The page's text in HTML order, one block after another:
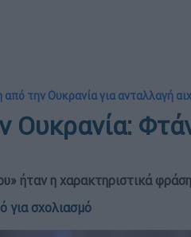
από την Ουκρανία για ανταλλαγή
Ουκρανία:
ήταν η χαρακτηριστικά
για σχολιασμό